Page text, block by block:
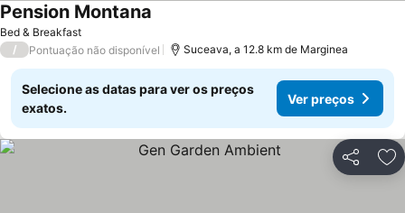
Bed & Breakfast
Pension Montana
/ Pontuação não disponível Suceava, a 12.8 km de Marginea
Selecione as datas para ver os preços
exatos.
Ver preços
Partilhar